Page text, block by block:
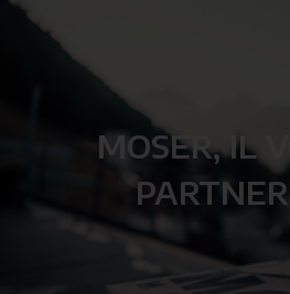
MOSER, IL